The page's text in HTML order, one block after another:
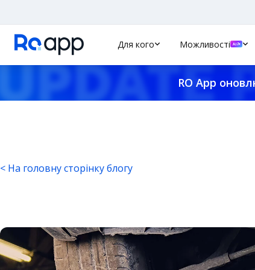
Для кого Можливості
RO App
< На головну сторінку блогу